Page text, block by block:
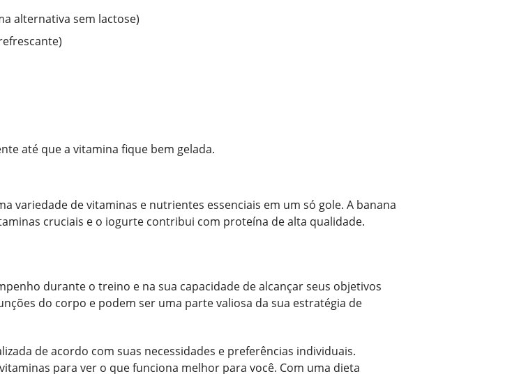
alternativa sem lactose)
até que a vitamina fique bem gelada.
variedade de vitaminas e nutrientes essenciais em um só gole. A banana
cruciais e o iogurte contribui com proteína de alta qualidade.
durante o treino e na sua capacidade de alcançar seus objetivos
do corpo e podem ser uma parte valiosa da sua estratégia de
de acordo com suas necessidades e preferências individuais.
para ver o que funciona melhor para você. Com uma dieta